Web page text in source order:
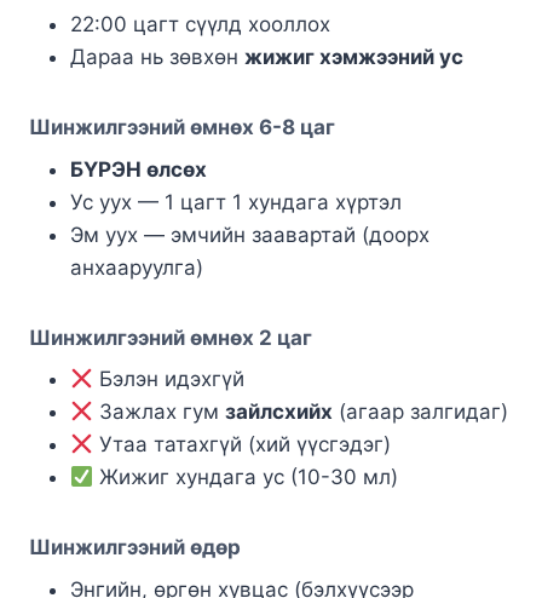
22:00 цагт сүүлд хооллох
Дараа нь зөвхөн жижиг хэмжээний ус
Шинжилгээний өмнөх 6-8 цаг
БҮРЭН өлсөх
Ус уух — 1 цагт 1 хундага хүртэл
Эм уух — эмчийн заавартай (доорх
анхааруулга)
Шинжилгээний өмнөх 2 цаг
Бэлэн идэхгүй
Зажлах гумзайлсхийх (агаар залгидаг)
Утаа татахгүй (хий үүсгэдэг)
Жижиг хундага ус (10-30 мл)
Шинжилгээний өдөр
Энгийн, өргөн хувцас (бэлхүүсээр